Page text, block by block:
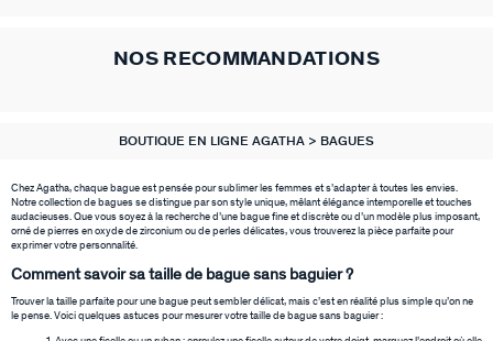
NOS RECOMMANDATIONS
BOUTIQUE EN LIGNE AGATHA BAGUES
Chez Agatha, chaque bague est pensée pour sublimer les femmes et s’adapter à toutes les envies.
Notre collection de bagues se distingue par son style unique, mêlant élégance intemporelle et touches
audacieuses. Que vous soyez à la recherche d’une bague fine et discrète ou d’un modèle plus imposant,
orné de pierres en oxyde de zirconium ou de perles délicates, vous trouverez la pièce parfaite pour
exprimer votre personnalité.
Comment savoir sa taille de bague sans baguier ?
Trouver la taille parfaite pour une bague peut sembler délicat, mais c’est en réalité plus simple qu’on ne
le pense. Voici quelques astuces pour mesurer votre taille de bague sans baguier :